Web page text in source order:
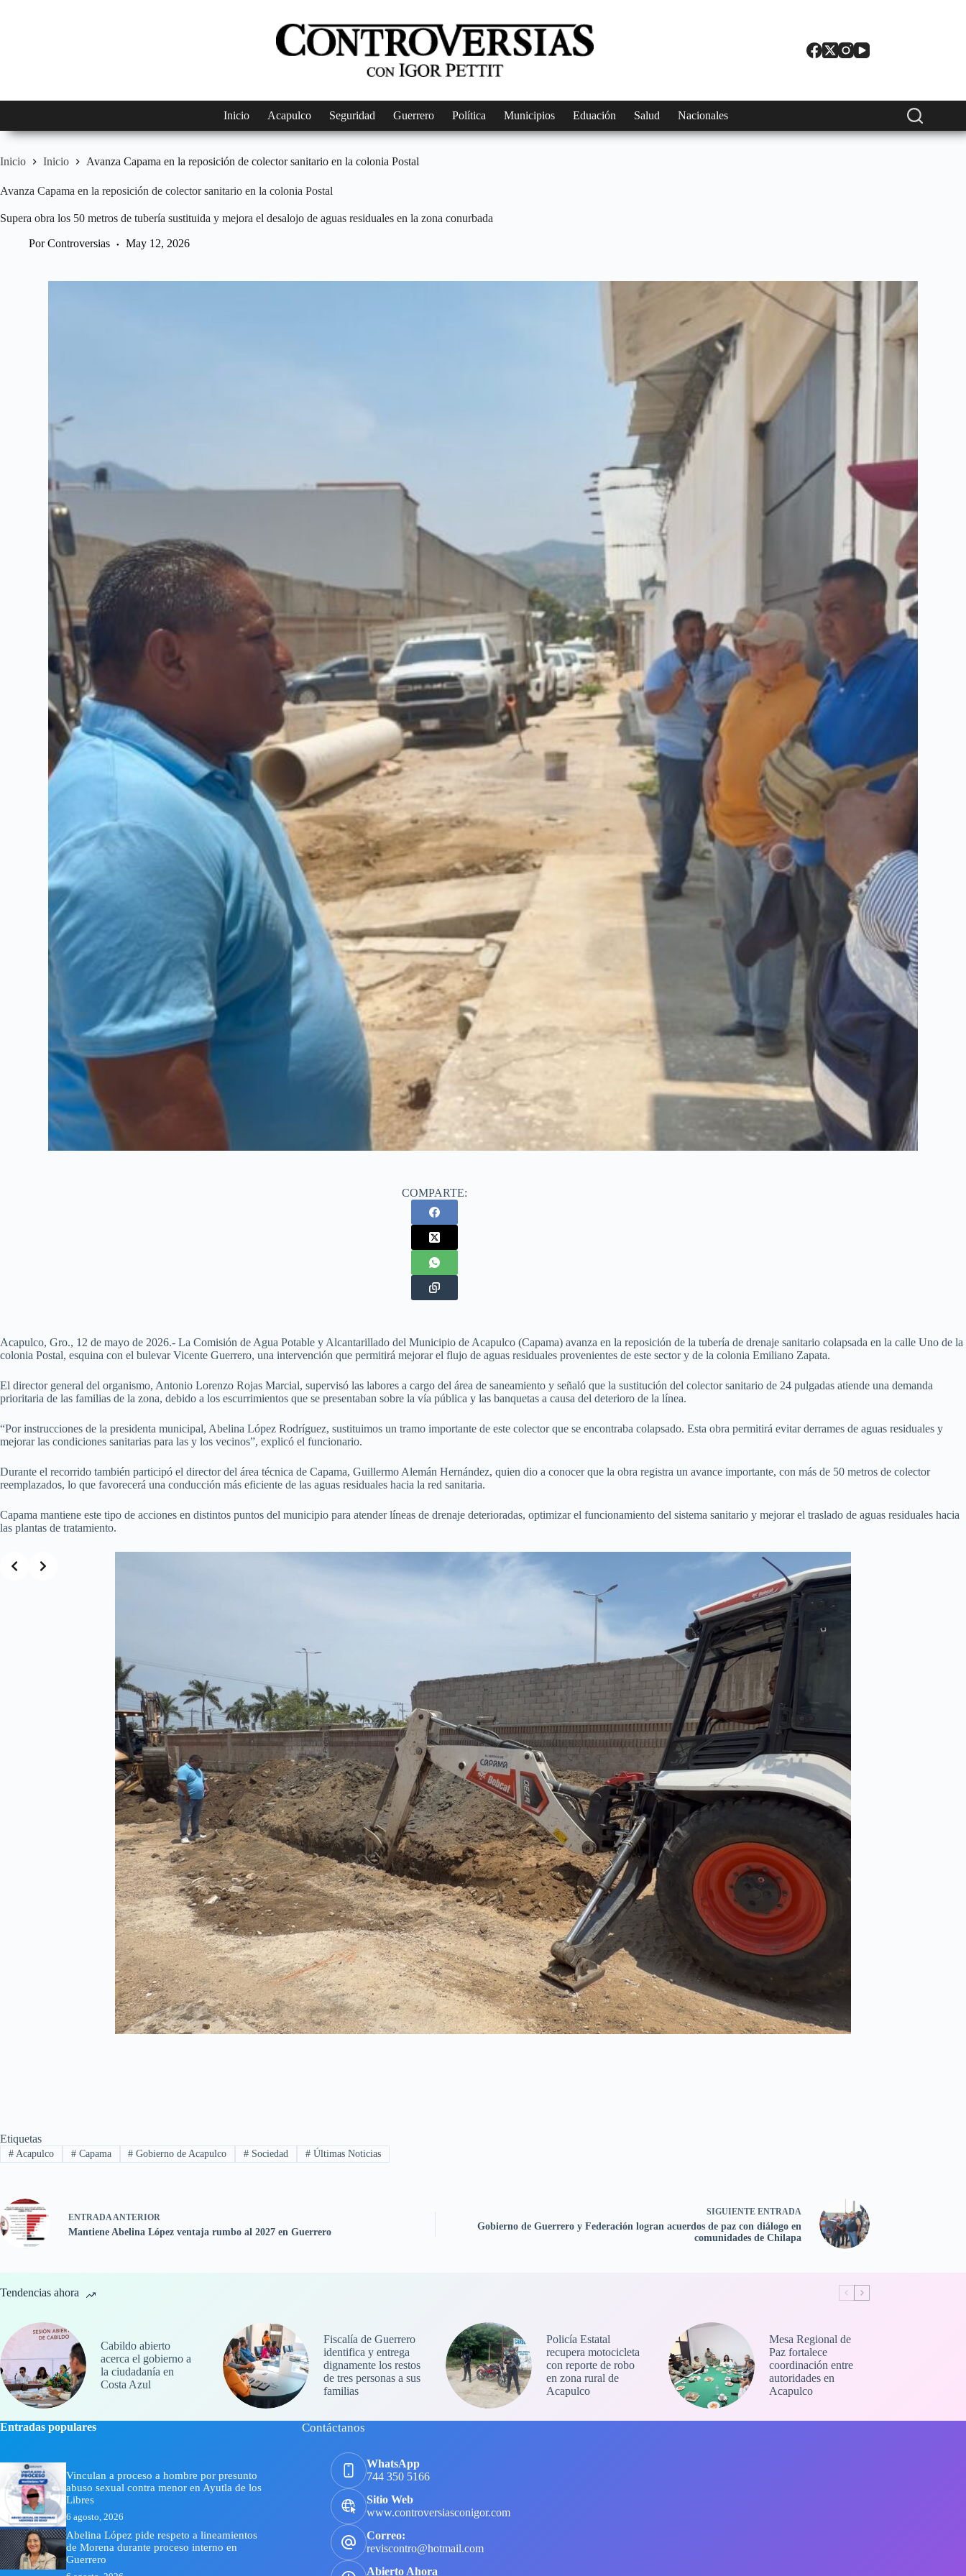
Inicio Acapulco Seguridad Guerrero Política Municipios Eduación Salud Nacionales
Inicio Inicio Avanza Capama en la reposición de colector sanitario en la colonia Postal
Avanza Capama en la reposición de colector sanitario en la colonia Postal
Supera obra los 50 metros de tubería sustituida y mejora el desalojo de aguas residuales en la zona conurbada
Por Controversias May 12, 2026
COMPARTE:
Acapulco, Gro., 12 de mayo de 2026.- La Comisión de Agua Potable y Alcantarillado del Municipio de Acapulco (Capama) avanza en la reposición de la tubería de drenaje sanitario colapsada en la calle Uno de la
colonia Postal, esquina con el bulevar Vicente Guerrero, una intervención que permitirá mejorar el flujo de aguas residuales provenientes de este sector y de la colonia Emiliano Zapata.
El director general del organismo, Antonio Lorenzo Rojas Marcial, supervisó las labores a cargo del área de saneamiento y señaló que la sustitución del colector sanitario de 24 pulgadas atiende una demanda
prioritaria de las familias de la zona, debido a los escurrimientos que se presentaban sobre la vía pública y las banquetas a causa del deterioro de la línea.
“Por instrucciones de la presidenta municipal, Abelina López Rodríguez, sustituimos un tramo importante de este colector que se encontraba colapsado. Esta obra permitirá evitar derrames de aguas residuales y
mejorar las condiciones sanitarias para las y los vecinos”, explicó el funcionario.
Durante el recorrido también participó el director del área técnica de Capama, Guillermo Alemán Hernández, quien dio a conocer que la obra registra un avance importante, con más de 50 metros de colector
reemplazados, lo que favorecerá una conducción más eficiente de las aguas residuales hacia la red sanitaria.
Capama mantiene este tipo de acciones en distintos puntos del municipio para atender líneas de drenaje deterioradas, optimizar el funcionamiento del sistema sanitario y mejorar el traslado de aguas residuales hacia
las plantas de tratamiento.
Etiquetas
#Acapulco #Capama # Gobierno de Acapulco # Sociedad # Últimas Noticias
ENTRADA ANTERIOR
Mantiene Abelina López ventaja rumbo al 2027 en Guerrero
SIGUIENTE ENTRADA
Gobierno de Guerrero y Federación logran acuerdos de paz con diálogo en
comunidades de Chilapa
Tendencias ahora
Cabildo abierto
acerca el gobierno a
la ciudadanía en
Costa Azul
Fiscalía de Guerrero
identifica y entrega
dignamente los restos
de tres personas a sus
familias
Policía Estatal
recupera motocicleta
con reporte de robo
en zona rural de
Acapulco
Mesa Regional de
Paz fortalece
coordinación entre
autoridades en
Acapulco
Entradas populares
Vinculan a proceso a hombre por presunto
abuso sexual contra menor en Ayutla de los
Libres
6 agosto, 2026
Abelina López pide respeto a lineamientos
de Morena durante proceso interno en
Guerrero
Contáctanos
WhatsApp
744 350 5166
Sitio Web
www.controversiasconigor.com
Correo:
reviscontro@hotmail.com
Abierto Ahora